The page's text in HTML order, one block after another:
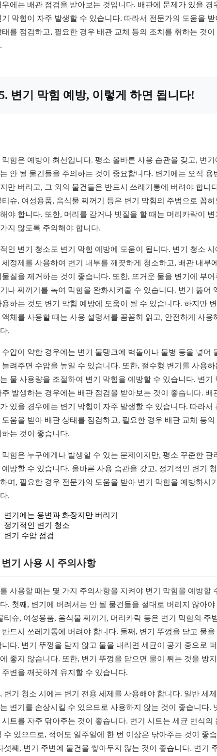
우에는 배관 점검을 받아보는 것입니다. 배관에 문제가 있을 경
기 막힘이 자주 발생할 수 있습니다. 따라서 전문가의 도움을 받
태를 점검하고, 필요한 경우 배관 교체 등의 조치를 취하는 것이
변기 막힘 예방, 이렇게 하면 됩니다!
막힘은 예방이 최선입니다. 평소 올바른 사용 습관을 갖고, 변기
안 될 물건들을 주의하는 것이 중요합니다. 변기에는 오직 용
만 버리고, 그 외의 물건들은 반드시 쓰레기통에 버려야 합니
티슈, 여성용품, 음식물 찌꺼기 등은 변기 막힘의 주범으로 꼽히
야 합니다. 또한, 머리를 감거나 빗질을 할 때는 머리카락이 변
지 않도록 주의해야 합니다.
인 변기 청소도 변기 막힘 예방에 도움이 됩니다. 변기 청소 시
세정제를 사용하여 변기 내부를 깨끗하게 청소하고, 배관 내부
물질을 제거하는 것이 좋습니다. 또한, 뜨거운 물을 변기에 부어
나 찌꺼기를 녹여 막힘을 완화시켜줄 수 있습니다. 변기 뚫어
용하는 것도 변기 막힘 예방에 도움이 될 수 있습니다. 하지만
액체를 사용할 때는 사용 설명서를 꼼꼼히 읽고, 안전하게 사용
.
수압이 약한 경우에는 변기 물탱크에 벽돌이나 물병 등을 넣어
늘려주면 수압을 높일 수 있습니다. 또한, 절수형 변기를 사용하
물 사용량을 조절하여 변기 막힘을 예방할 수 있습니다. 변기
주 발생하는 경우에는 배관 점검을 받아보는 것이 좋습니다. 배
있을 경우에는 변기 막힘이 자주 발생할 수 있습니다. 따라서
도움을 받아 배관 상태를 점검하고, 필요한 경우 배관 교체 등의
하는 것이 좋습니다.
막힘은 누구에게나 발생할 수 있는 문제이지만, 평소 꾸준한 관
예방할 수 있습니다. 올바른 사용 습관을 갖고, 정기적인 변기
며, 필요한 경우 전문가의 도움을 받아 변기 막힘을 예방하시
.
변기에는 용변과 화장지만 버리기
정기적인 변기 청소
변기 수압 점검
변기 사용 시 주의사항
사용할 때는 몇 가지 주의사항을 지켜야 변기 막힘을 예방할
. 첫째, 변기에 버려서는 안 될 물건들을 절대로 버리지 않아야
티슈, 여성용품, 음식물 찌꺼기, 머리카락 등은 변기 막힘의 주
반드시 쓰레기통에 버려야 합니다. 둘째, 변기 뚜껑을 닫고 물을
니다. 변기 뚜껑을 닫지 않고 물을 내리면 세균이 공기 중으로
좋지 않습니다. 또한, 변기 뚜껑을 닫으면 물이 튀는 것을 방
주변을 깨끗하게 유지할 수 있습니다.
변기 청소 시에는 변기 전용 세제를 사용해야 합니다. 일반 세
변기를 손상시킬 수 있으므로 사용하지 않는 것이 좋습니다.
시트를 자주 닦아주는 것이 좋습니다. 변기 시트는 세균 번식의
수 있으므로, 적어도 일주일에 한 번 이상은 닦아주는 것이 좋
섯째, 변기 주변에 물건을 쌓아두지 않는 것이 좋습니다. 변기